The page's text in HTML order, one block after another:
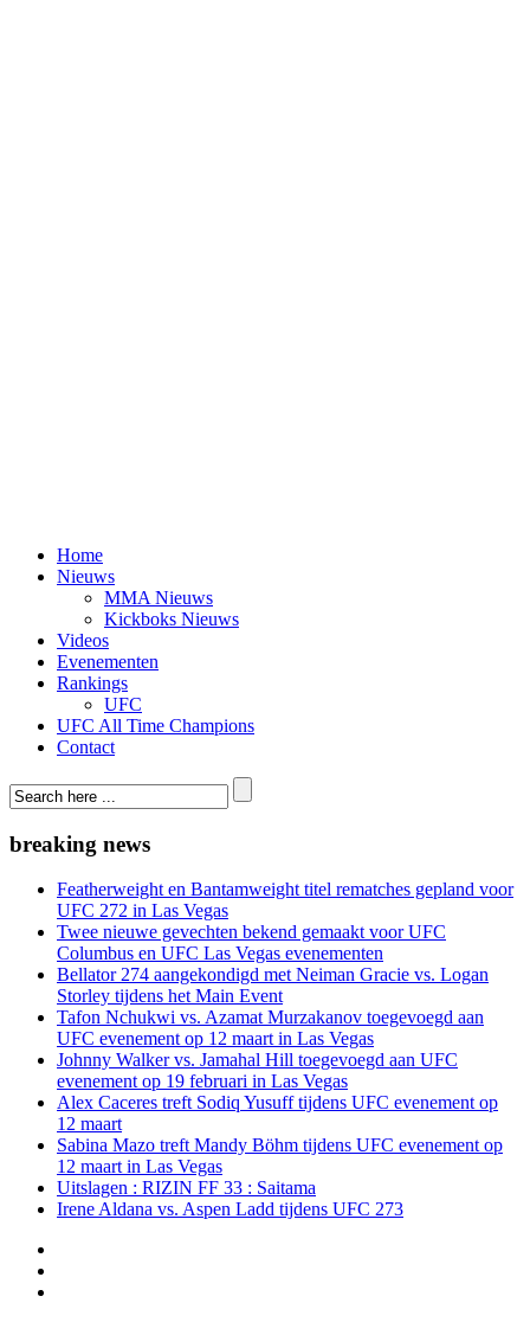
Home
Nieuws
MMA Nieuws
Kickboks Nieuws
Videos
Evenementen
Rankings
UFC
UFC All Time Champions
Contact
breaking news
Featherweight en Bantamweight titel rematches gepland voor
UFC 272 in Las Vegas
Twee nieuwe gevechten bekend gemaakt voor UFC
Columbus en UFC Las Vegas evenementen
Bellator 274 aangekondigd met Neiman Gracie vs. Logan
Storley tijdens het Main Event
Tafon Nchukwi vs. Azamat Murzakanov toegevoegd aan
UFC evenement op 12 maart in Las Vegas
Johnny Walker vs. Jamahal Hill toegevoegd aan UFC
evenement op 19 februari in Las Vegas
Alex Caceres treft Sodiq Yusuff tijdens UFC evenement op
12 maart
Sabina Mazo treft Mandy Böhm tijdens UFC evenement op
12 maart in Las Vegas
Uitslagen : RIZIN FF 33 : Saitama
Irene Aldana vs. Aspen Ladd tijdens UFC 273